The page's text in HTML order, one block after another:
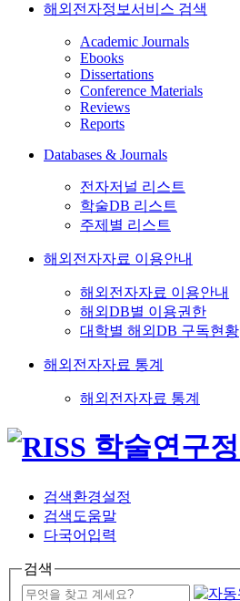
해외전자정보서비스 검색
Academic Journals
Ebooks
Dissertations
Conference Materials
Reviews
Reports
Databases & Journals
전자저널 리스트
학술DB 리스트
주제별 리스트
해외전자자료 이용안내
해외전자자료 이용안내
해외DB별 이용권한
대학별 해외DB 구독현황
해외전자자료 통계
해외전자자료 통계
검색환경설정
검색도움말
다국어입력
검색